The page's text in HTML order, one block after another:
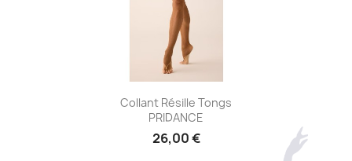
Aperçu rapide
Collant Résille Tongs
PRIDANCE
26,00 €